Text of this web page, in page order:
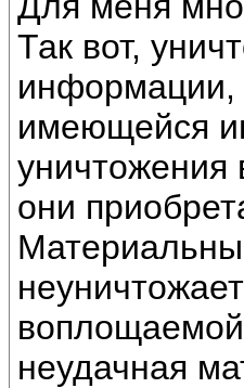
Так вот,
информации,
имеющейся
они
неудачная